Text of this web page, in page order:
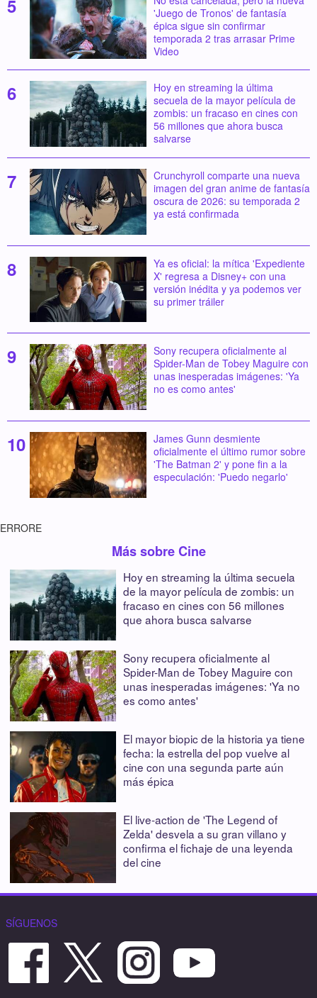
'Juego de Tronos' de fantasía
épica sigue sin confirmar
temporada 2 tras arrasar Prime
Video
Hoy en streaming la última
secuela de la mayor película de
zombis: un fracaso en cines con
56 millones que ahora busca
salvarse
Crunchyroll comparte una nueva
imagen del gran anime de fantasía
oscura de 2026: su temporada 2
ya está confirmada
Ya es oficial: la mítica 'Expediente
X' regresa a Disney+ con una
versión inédita y ya podemos ver
su primer tráiler
Sony recupera oficialmente al
Spider-Man de Tobey Maguire con
unas inesperadas imágenes: 'Ya
no es como antes'
James Gunn desmiente
oficialmente el último rumor sobre
'The Batman 2' y pone fin a la
especulación: 'Puedo negarlo'
ERRORE
Más sobre Cine
Hoy en streaming la última secuela
de la mayor película de zombis: un
fracaso en cines con 56 millones
que ahora busca salvarse
Sony recupera oficialmente al
Spider-Man de Tobey Maguire con
unas inesperadas imágenes: 'Ya no
es como antes'
El mayor biopic de la historia ya tiene
fecha: la estrella del pop vuelve al
cine con una segunda parte aún
más épica
El live-action de 'The Legend of
Zelda' desvela a su gran villano y
confirma el fichaje de una leyenda
del cine
SÍGUENOS